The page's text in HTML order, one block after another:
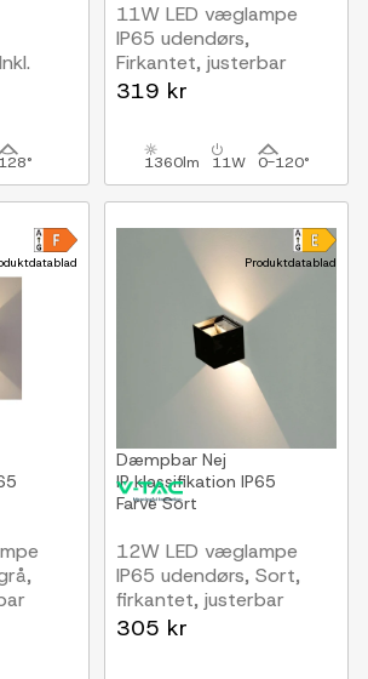
128°
11W LED væglampe
IP65 udendørs,
Firkantet, justerbar
spredning, inkl. lyskilde,
319 kr
1360lm 11W 0-120°
Produktdatablad
Dæmpbar Nej
IP klassifikation IP65
FarveSort
12W LED væglampe
IP65 udendørs, Sort,
firkantet, justerbar
spredning, inkl. lyskilde
305 kr